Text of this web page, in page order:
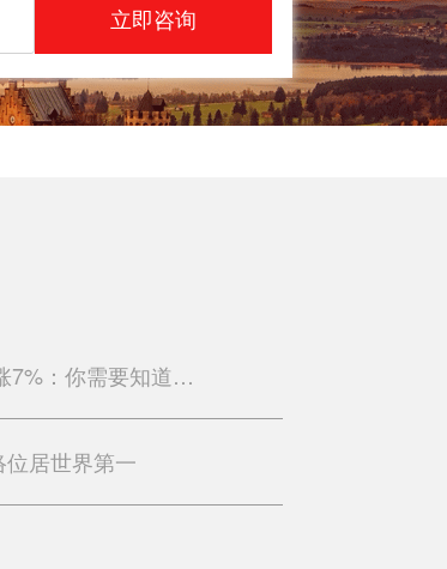
立即咨询
柏林公共交通票价将于2025年上涨7%：你需要知道的内容
居世界第一